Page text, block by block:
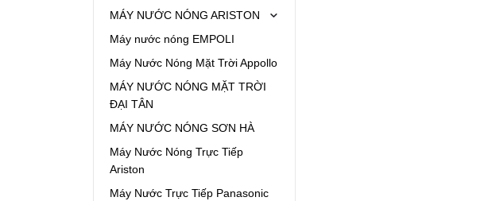
MÁY NƯỚC NÓNG ARISTON
Máy nước nóng EMPOLI
Máy Nước Nóng Mặt Trời Appollo
MÁY NƯỚC NÓNG MẶT TRỜI
ĐẠI TÂN
MÁY NƯỚC NÓNG SƠN HÀ
Máy Nước Nóng Trực Tiếp
Ariston
Máy Nước Trực Tiếp Panasonic